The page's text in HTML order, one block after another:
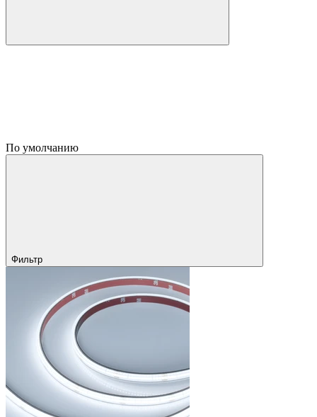
По умолчанию
Фильтр